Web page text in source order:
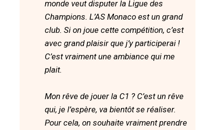
monde veut disputer la Ligue des
Champions. L’AS Monaco est un grand
club. Si on joue cette compétition, c’est
avec grand plaisir que j’y participerai !
C’est vraiment une ambiance qui me
plait.
Mon rêve de jouer la C1 ? C’est un rêve
qui, je l’espère, va bientôt se réaliser.
Pour cela, on souhaite vraiment prendre